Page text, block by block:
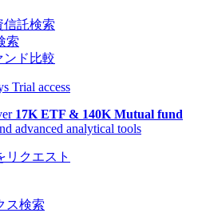
信託検索
索
ンド比較
Trial access
17K ETF & 140K Mutual fund
advanced analytical tools
リクエスト
ス検索